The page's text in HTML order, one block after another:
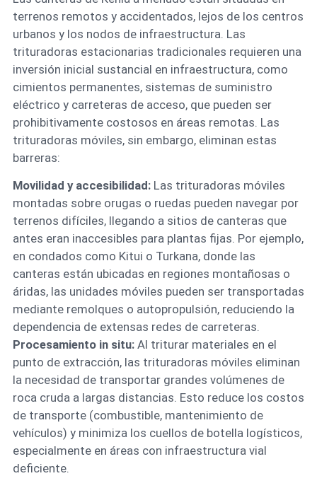
terrenos remotos y accidentados, lejos de los centros
urbanos y los nodos de infraestructura. Las
trituradoras estacionarias tradicionales requieren una
inversión inicial sustancial en infraestructura, como
cimientos permanentes, sistemas de suministro
eléctrico y carreteras de acceso, que pueden ser
prohibitivamente costosos en áreas remotas. Las
trituradoras móviles, sin embargo, eliminan estas
barreras:
Movilidad y accesibilidad:Las trituradoras móviles
montadas sobre orugas o ruedas pueden navegar por
terrenos difíciles, llegando a sitios de canteras que
antes eran inaccesibles para plantas fijas. Por ejemplo,
en condados como Kitui o Turkana, donde las
canteras están ubicadas en regiones montañosas o
áridas, las unidades móviles pueden ser transportadas
mediante remolques o autopropulsión, reduciendo la
dependencia de extensas redes de carreteras.
Procesamiento in situ:Al triturar materiales en el
punto de extracción, las trituradoras móviles eliminan
la necesidad de transportar grandes volúmenes de
roca cruda a largas distancias. Esto reduce los costos
de transporte (combustible, mantenimiento de
vehículos) y minimiza los cuellos de botella logísticos,
especialmente en áreas con infraestructura vial
deficiente.